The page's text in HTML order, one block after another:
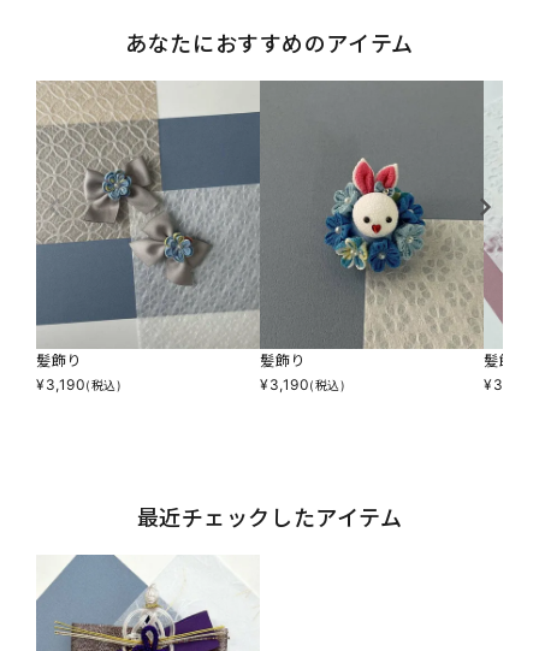
あなたにおすすめのアイテム
髪飾り
¥3,190(税込)
髪飾り
¥3,190(税込)
髪飾り
¥3,850
最近チェックしたアイテム